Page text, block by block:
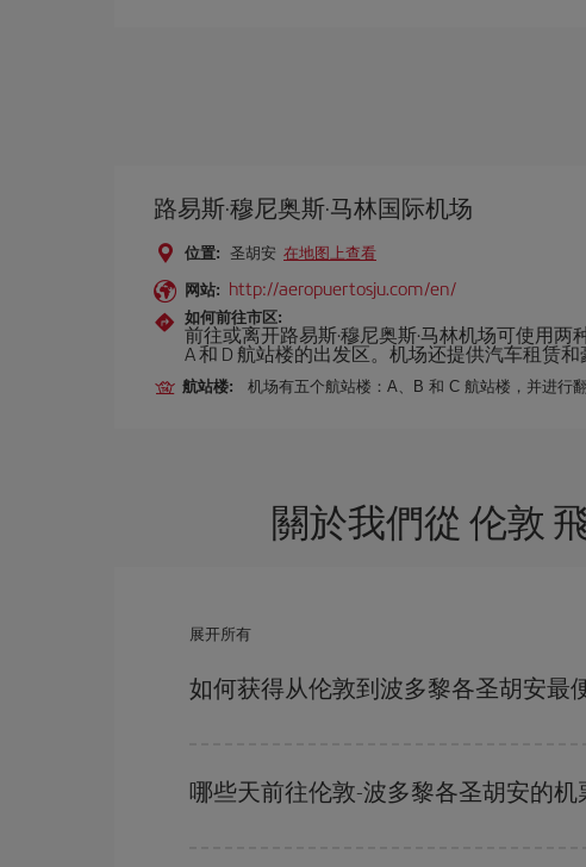
路易斯·穆尼奥斯·马林国际机场
位置: 圣胡安 在地图上查看
网站: http://aeropuertosju.com/en/
如何前往市区:
前往或离开路易斯·穆尼奥斯·马林机场可使用
A 和 D 航站楼的出发区。机场还提供汽车租赁和
航站楼: 机场有五个航站楼：A、B 和 C 航站楼，并进行
關於我們從 伦敦
展开所有
如何获得从伦敦到波多黎各圣胡安最
哪些天前往伦敦-波多黎各圣胡安的机